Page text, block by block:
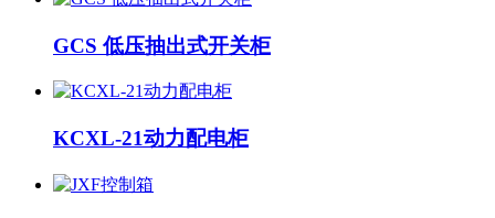
GCS 低压抽出式开关柜
KCXL-21动力配电柜